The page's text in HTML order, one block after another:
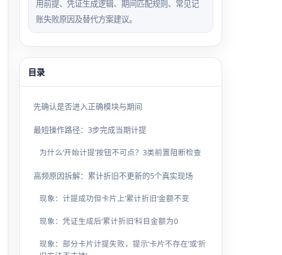
用前提、凭证生成逻辑、期间匹配规则、常见记
账失败原因及替代方案建议。
目录
先确认是否进入正确模块与期间
最短操作路径：3步完成当期计提
为什么‘开始计提’按钮不可点？3类前置阻断检查
高频原因拆解：累计折旧不更新的5个真实现场
现象：计提成功但卡片上‘累计折旧’金额不变
现象：凭证生成后‘累计折旧’科目金额为0
现象：部分卡片计提失败，提示‘卡片不存在’或‘折